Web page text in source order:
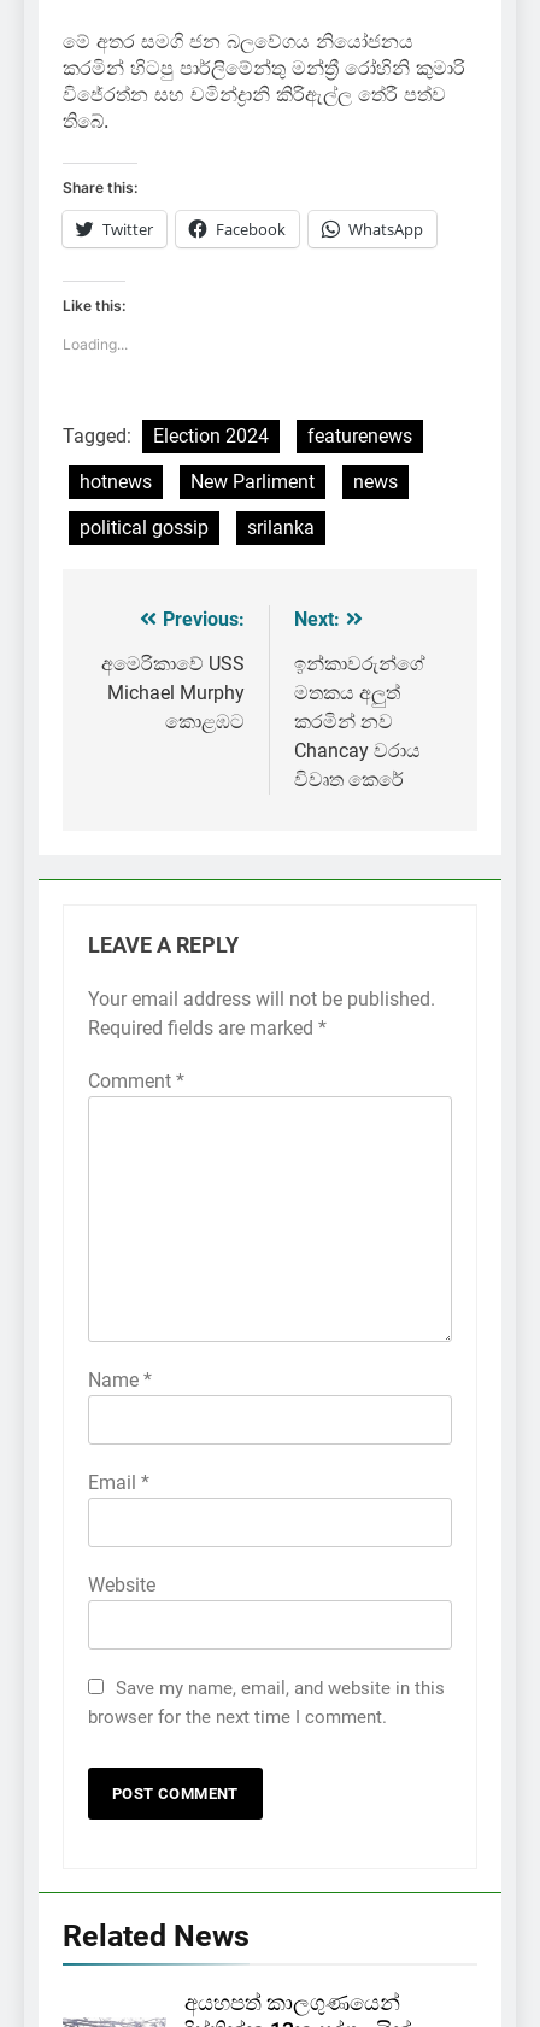
මේ අතර සමගි ජන බලවේගය නියෝජනය
කරමින් හිටපු පාර්ලිමේන්තු මන්ත්‍රී රෝහිනි කුමාරි
විජේරත්න සහ චමින්ද්‍රානි කිරිඇල්ල තේරී පත්ව
තිබේ.
Share this:
Twitter Facebook WhatsApp
Like this:
Loading...
Tagged: Election 2024
featurenews
hotnews
New Parliment
news
political gossip
srilanka
Post
navigation
Previous:
අමෙරිකාවේ USS
Michael Murphy
කොළඹට
Next:
ඉන්කාවරුන්ගේ
මතකය අලුත්
කරමින් නව
Chancay වරාය
විවෘත කෙරේ
LEAVE A REPLY
Your email address will not be published.
Required fields are marked *
Comment *
Name *
Email *
Website
Save my name, email, and website in this
browser for the next time I comment.
Related News
අයහපත් කාලගුණයෙන්